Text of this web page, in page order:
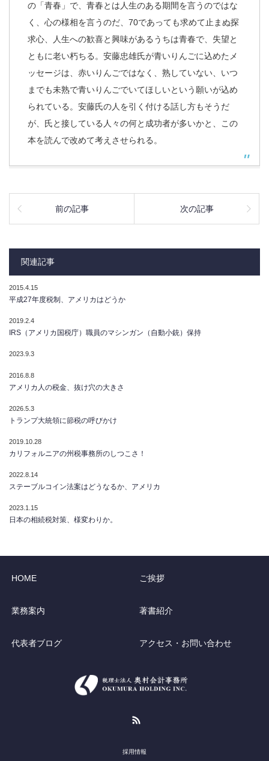
の「青春」で、青春とは人生のある期間を言うのではな
く、心の様相を言うのだ、70であっても求めて止まぬ探
求心、人生への歓喜と興味があるうちは青春で、失望と
ともに老い朽ちる。安藤忠雄氏が青いりんごに込めたメ
ッセージは、赤いりんごではなく、熟していない、いつ
までも未熟で青いりんごでいてほしいという願いが込め
られている。安藤氏の人を引く付ける話し方もそうだ
が、氏と接している人々の何と成功者が多いかと、この
本を読んで改めて考えさせられる。
前の記事 次の記事
関連記事
2015.4.15
平成27年度税制、アメリカはどうか
2019.2.4
IRS（アメリカ国税庁）職員のマシンガン（自動小銃）保持
2023.9.3
2016.8.8
アメリカ人の税金、抜け穴の大きさ
2026.5.3
トランプ大統領に節税の呼びかけ
2019.10.28
カリフォルニアの州税事務所のしつこさ！
2022.8.14
ステーブルコイン法案はどうなるか、アメリカ
2023.1.15
日本の相続税対策、様変わりか。
HOME ご挨拶
業務案内 著書紹介
代表者ブログ アクセス・お問い合わせ
採用情報